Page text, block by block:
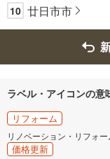
10 廿日市市
ラベル・アイコンの意
リフォーム
リノベーション・リフォ
価格更新